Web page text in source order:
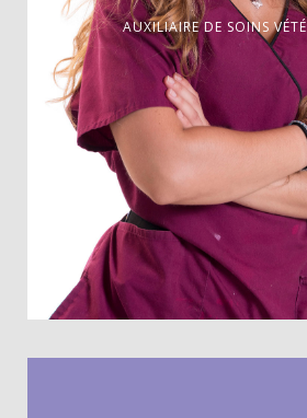
AUXILIAIRE DE SOINS